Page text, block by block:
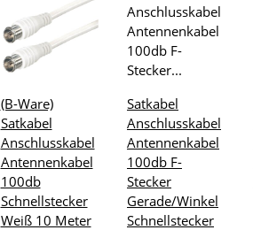
(B-Ware)
Satkabel
Anschlusskabel
Antennenkabel
100db
Schnellstecker
Weiß 10 Meter
Satkabel
Anschlusskabel
Antennenkabel
100db F-
Stecker
Gerade/Winkel
Schnellstecker